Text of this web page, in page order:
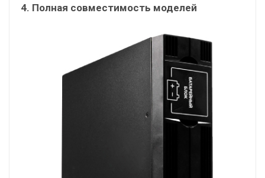
4. Полная совместимость моделей